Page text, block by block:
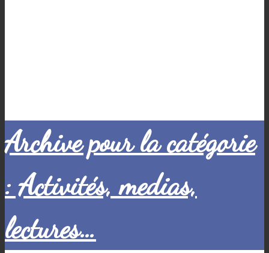
Archive pour la catégorie
: Activités, medias,
lectures…